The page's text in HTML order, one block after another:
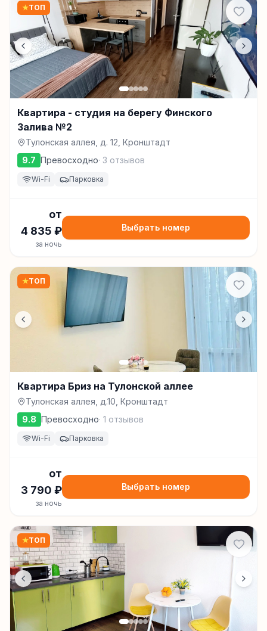
★ТОП
Квартира - студия на берегу Финского
Залива №2
Тулонская аллея, д. 12, Кронштадт
9.7 Превосходно· 3 отзывов
Wi-Fi Парковка
от
4 835 ₽
за ночь
Выбрать номер
★ТОП
Квартира Бриз на Тулонской аллее
Тулонская аллея, д.10, Кронштадт
9.8 Превосходно· 1 отзывов
Wi-Fi Парковка
от
3 790 ₽
за ночь
Выбрать номер
★ТОП